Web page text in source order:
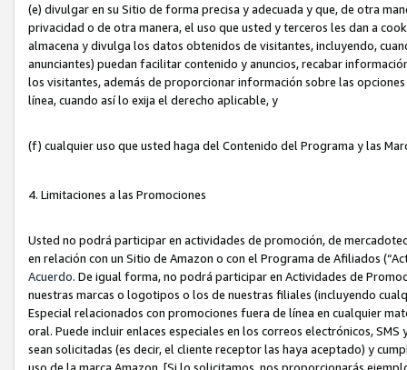
(e) divulgar en su Sitio de forma precisa y adecuada y que, de otra
privacidad o de otra manera, el uso que usted y terceros les dan a
almacena y divulga los datos obtenidos de visitantes, incluyendo,
anunciantes) puedan facilitar contenido y anuncios, recabar
los visitantes, además de proporcionar información sobre las
línea, cuando así lo exija el derecho aplicable, y
(f) cualquier uso que usted haga del Contenido del Programa y las
4. Limitaciones a las Promociones
Usted no podrá participar en actividades de promoción, de
en relación con un Sitio de Amazon o con el Programa de Afiliados
Acuerdo. De igual forma, no podrá participar en Actividades de
nuestras marcas o logotipos o los de nuestras filiales (incluyendo
Especial relacionados con promociones fuera de línea en cualquier
oral. Puede incluir enlaces especiales en los correos electrónicos,
sean solicitadas (es decir, el cliente receptor las haya aceptado) y
uso de la marca Amazon. [Si lo solicitamos, nos proporcionarás